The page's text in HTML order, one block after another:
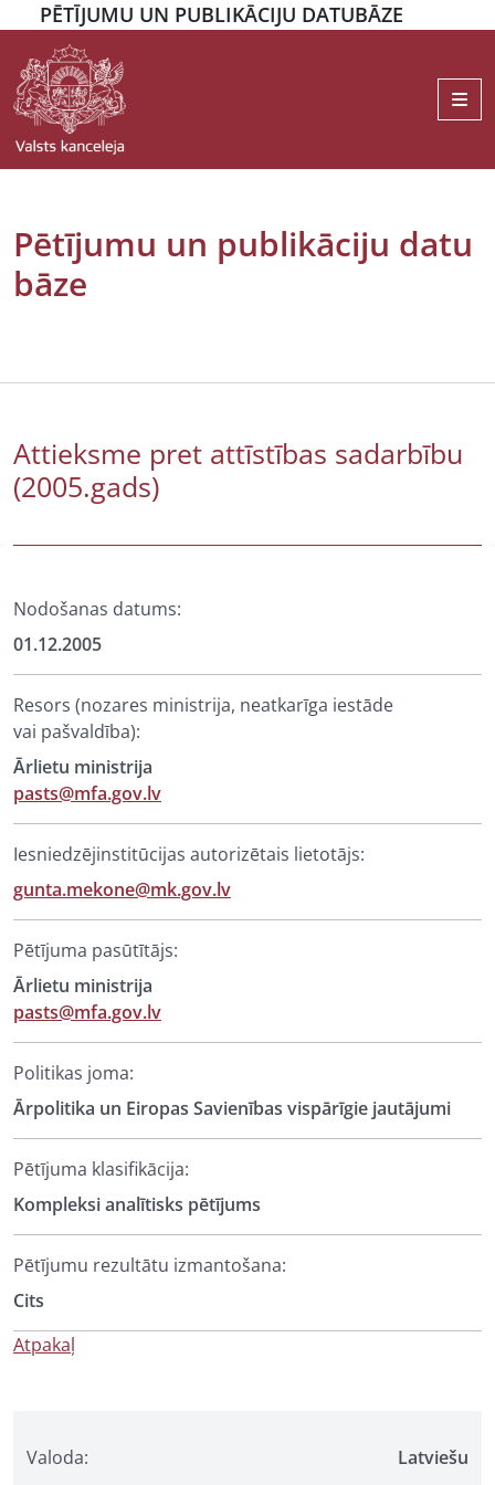
PĒTĪJUMU UN PUBLIKĀCIJU DATUBĀZE
Pētījumu un publikāciju datu
bāze
Valoda:
Latviešu
Attieksme pret attīstības sadarbību
(2005.gads)
Nodošanas datums:
01.12.2005
Resors (nozares ministrija, neatkarīga iestāde
vai pašvaldība):
Ārlietu ministrija
pasts@mfa.gov.lv
Iesniedzējinstitūcijas autorizētais lietotājs:
gunta.mekone@mk.gov.lv
Pētījuma pasūtītājs:
Ārlietu ministrija
pasts@mfa.gov.lv
Politikas joma:
Ārpolitika un Eiropas Savienības vispārīgie jautājumi
Pētījuma klasifikācija:
Kompleksi analītisks pētījums
Pētījumu rezultātu izmantošana:
Cits
Atpakaļ